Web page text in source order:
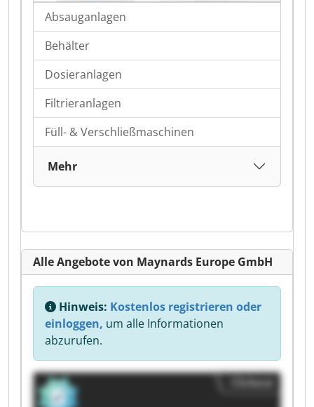
Absauganlagen
Behälter
Dosieranlagen
Filtrieranlagen
Füll- & Verschließmaschinen
Mehr
Alle Angebote von Maynards Europe GmbH
Hinweis: Kostenlos registrieren oder
einloggen, um alle Informationen
abzurufen.